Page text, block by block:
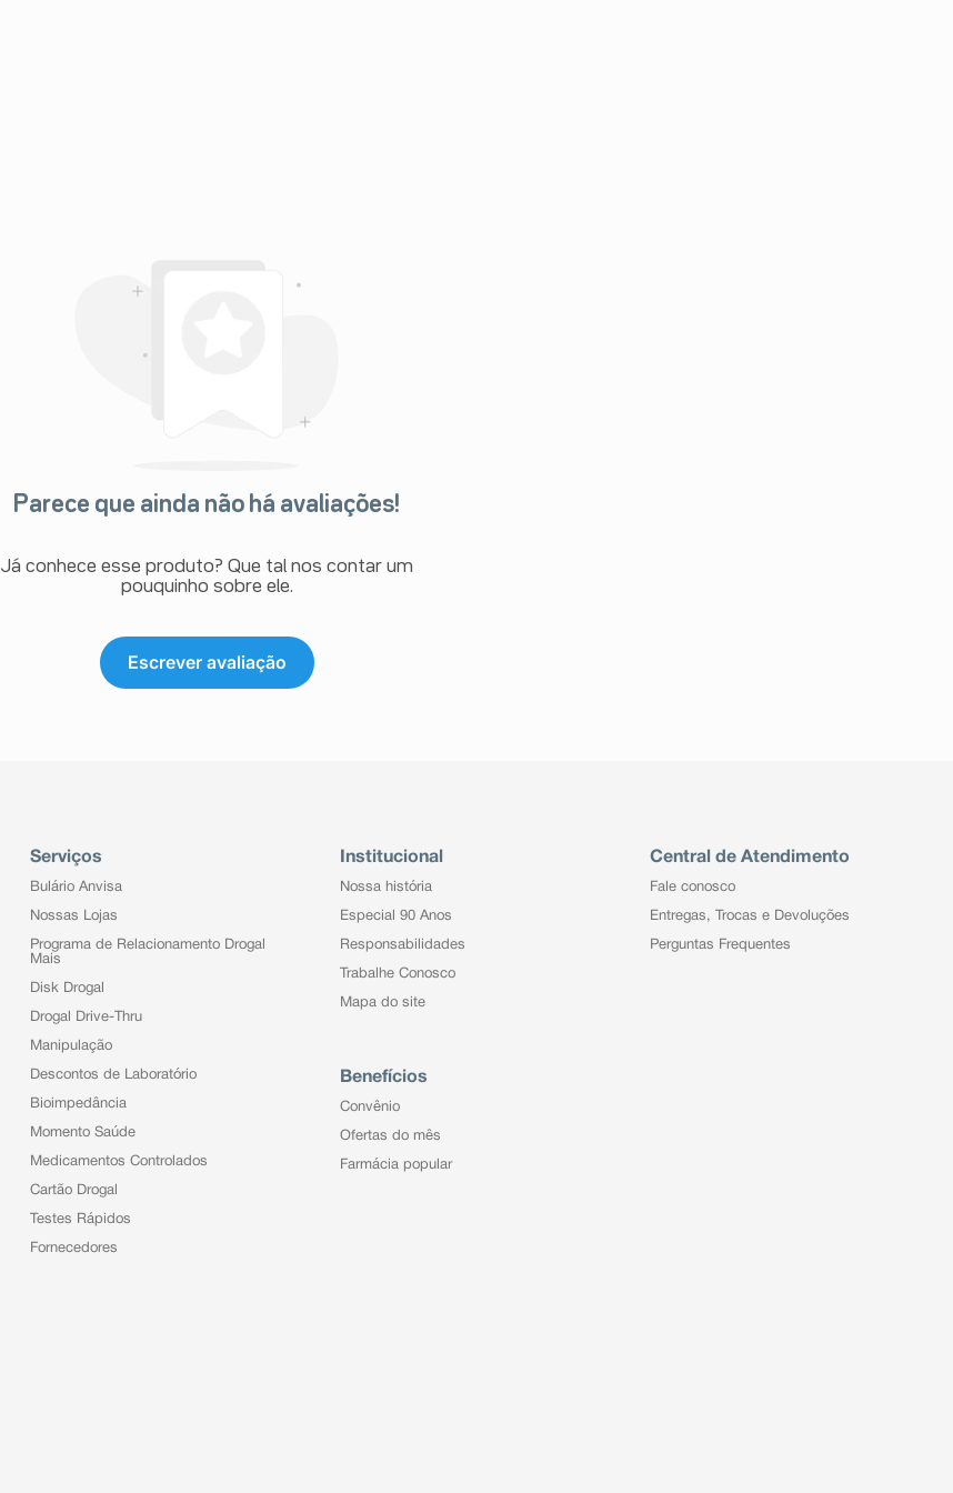
Parece que ainda não há avaliações!
Já conhece esse produto? Que tal nos contar um
pouquinho sobre ele.
Escrever avaliação
Serviços
Bulário Anvisa
Nossas Lojas
Programa de Relacionamento Drogal
Mais
Disk Drogal
Drogal Drive-Thru
Manipulação
Descontos de Laboratório
Bioimpedância
Momento Saúde
Medicamentos Controlados
Cartão Drogal
Testes Rápidos
Fornecedores
Institucional
Nossa história
Especial 90 Anos
Responsabilidades
Trabalhe Conosco
Mapa do site
Benefícios
Convênio
Ofertas do mês
Farmácia popular
Central de Atendimento
Fale conosco
Entregas, Trocas e Devoluções
Perguntas Frequentes